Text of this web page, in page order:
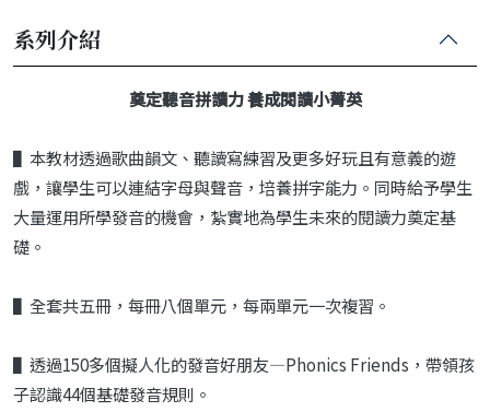
系列介紹
奠定聽音拼讀力 養成閱讀小菁英
▌本教材透過歌曲韻文、聽讀寫練習及更多好玩且有意義的遊
戲，讓學生可以連結字母與聲音，培養拼字能力。同時給予學生
大量運用所學發音的機會，紮實地為學生未來的閱讀力奠定基
礎。
▌全套共五冊，每冊八個單元，每兩單元一次複習。
▌透過150多個擬人化的發音好朋友—Phonics Friends，帶領孩
子認識44個基礎發音規則。